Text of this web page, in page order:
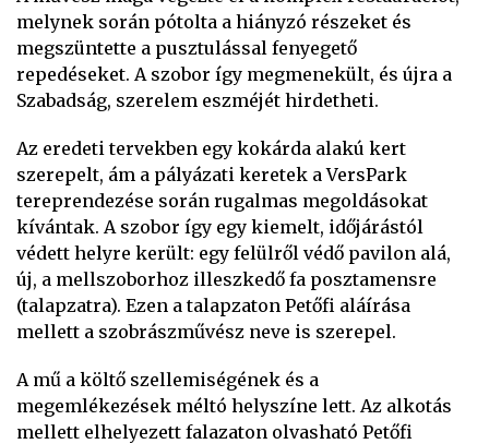
melynek során pótolta a hiányzó részeket és
megszüntette a pusztulással fenyegető
repedéseket. A szobor így megmenekült, és újra a
Szabadság, szerelem eszméjét hirdetheti.
Az eredeti tervekben egy kokárda alakú kert
szerepelt, ám a pályázati keretek a VersPark
tereprendezése során rugalmas megoldásokat
kívántak. A szobor így egy kiemelt, időjárástól
védett helyre került: egy felülről védő pavilon alá,
új, a mellszoborhoz illeszkedő fa posztamensre
(talapzatra). Ezen a talapzaton Petőfi aláírása
mellett a szobrászművész neve is szerepel.
A mű a költő szellemiségének és a
megemlékezések méltó helyszíne lett. Az alkotás
mellett elhelyezett falazaton olvasható Petőfi